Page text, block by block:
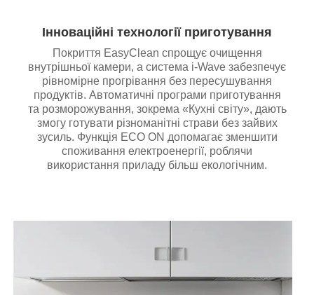
Інноваційні технології приготування
Покриття EasyClean спрощує очищення
внутрішньої камери, а система i-Wave забезпечує
рівномірне прогрівання без пересушування
продуктів. Автоматичні програми приготування
та розморожування, зокрема «Кухні світу», дають
змогу готувати різноманітні страви без зайвих
зусиль. Функція ECO ON допомагає зменшити
споживання електроенергії, роблячи
використання приладу більш екологічним.